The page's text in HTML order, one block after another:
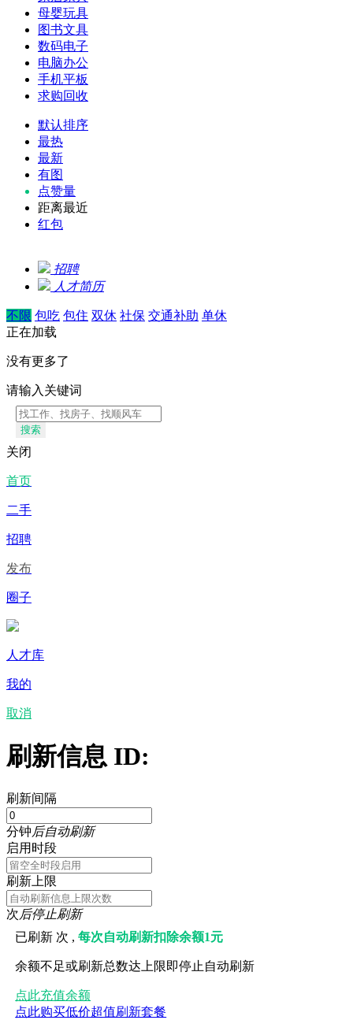
母婴玩具
图书文具
数码电子
电脑办公
手机平板
求购回收
默认排序
最热
最新
有图
点赞量
距离最近
红包
招聘
人才简历
不限 包吃 包住 双休 社保 交通补助 单休
正在加载
没有更多了
请输入关键词
搜索
关闭
首页
二手
招聘
发布
圈子
人才库
我的
取消
刷新信息 ID:
刷新间隔
分钟后自动刷新
启用时段
刷新上限
次后停止刷新
已刷新 次 ,每次自动刷新扣除余额1元
余额不足或刷新总数达上限即停止自动刷新
点此充值余额
点此购买低价超值刷新套餐